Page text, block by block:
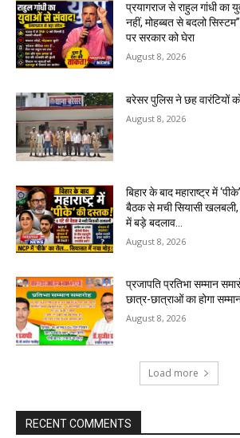
प्रयागराज से राहुल गांधी
नहीं, मोहब्बत से बदलो
पर सरकार को घेरा
August 8, 2026
बरेसर पुलिस ने छह वारंटियों
August 8, 2026
बिहार के बाद महाराष्ट्र में
बैठक से मची सियासी
में बड़े बदलाव...
August 8, 2026
प्रजापति प्रतिभा सम्मान
छात्र-छात्राओं का होगा
August 8, 2026
Load more
RECENT COMMENTS